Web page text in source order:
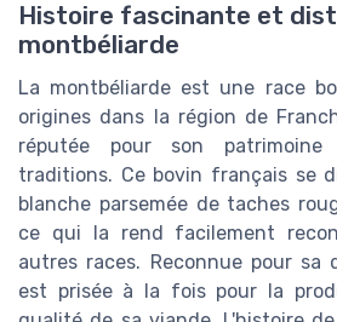
Histoire fascinante et
montbéliarde
La montbéliarde est une race
origines dans la région de
réputée pour son
traditions. Ce bovin français se
blanche parsemée de taches
ce qui la rend facilement
autres races. Reconnue pour sa
est prisée à la fois pour la